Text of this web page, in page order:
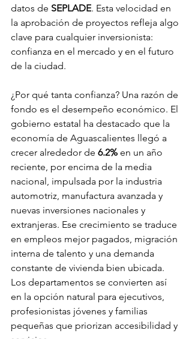
datos de SEPLADE. Esta velocidad en
la aprobación de proyectos refleja algo
clave para cualquier inversionista:
confianza en el mercado y en el futuro
de la ciudad.
¿Por qué tanta confianza? Una razón de
fondo es el desempeño económico. El
gobierno estatal ha destacado que la
economía de Aguascalientes llegó a
crecer alrededor de 6.2% en un año
reciente, por encima de la media
nacional, impulsada por la industria
automotriz, manufactura avanzada y
nuevas inversiones nacionales y
extranjeras. Ese crecimiento se traduce
en empleos mejor pagados, migración
interna de talento y una demanda
constante de vivienda bien ubicada.
Los departamentos se convierten así
en la opción natural para ejecutivos,
profesionistas jóvenes y familias
pequeñas que priorizan accesibilidad y